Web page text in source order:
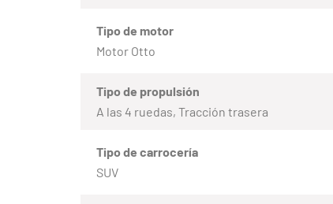
Tipo de motor
Motor Otto
Tipo de propulsión
A las 4 ruedas, Tracción trasera
Tipo de carrocería
SUV